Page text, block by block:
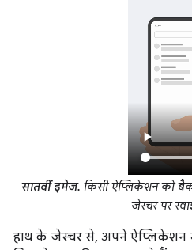
सातवीं इमेज. किसी ऐप्लिकेशन को
जेस्चर पर
हाथ के जेस्चर से, अपने